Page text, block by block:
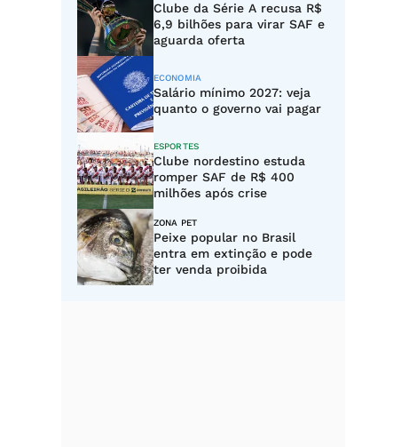
Clube da Série A recusa R$
6,9 bilhões para virar SAF e
aguarda oferta
ECONOMIA
Salário mínimo 2027: veja
quanto o governo vai pagar
ESPORTES
Clube nordestino estuda
romper SAF de R$ 400
milhões após crise
ZONA PET
Peixe popular no Brasil
entra em extinção e pode
ter venda proibida